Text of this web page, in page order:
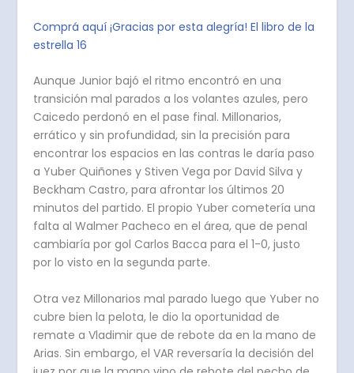
Comprá aquí ¡Gracias por esta alegría! El libro de la
estrella 16
Aunque Junior bajó el ritmo encontró en una
transición mal parados a los volantes azules, pero
Caicedo perdonó en el pase final. Millonarios,
errático y sin profundidad, sin la precisión para
encontrar los espacios en las contras le daría paso
a Yuber Quiñones y Stiven Vega por David Silva y
Beckham Castro, para afrontar los últimos 20
minutos del partido. El propio Yuber cometería una
falta al Walmer Pacheco en el área, que de penal
cambiaría por gol Carlos Bacca para el 1-0, justo
por lo visto en la segunda parte.
Otra vez Millonarios mal parado luego que Yuber no
cubre bien la pelota, le dio la oportunidad de
remate a Vladimir que de rebote da en la mano de
Arias. Sin embargo, el VAR reversaría la decisión del